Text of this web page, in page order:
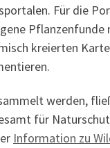
Für die
kreierten
werden,
für
Information zu